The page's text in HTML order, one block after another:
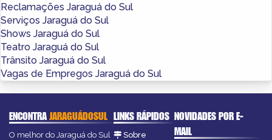
Reclamações Jaraguá do Sul
Serviços Jaraguá do Sul
Shows Jaraguá do Sul
Teatro Jaraguá do Sul
Trânsito Jaraguá do Sul
Vagas de Empregos Jaraguá do Sul
ENCONTRAJARAGUÁDOSUL
O melhor do Jaraguá do Sul
LINKS RÁPIDOS
Sobre
NOVIDADES POR E-
MAIL